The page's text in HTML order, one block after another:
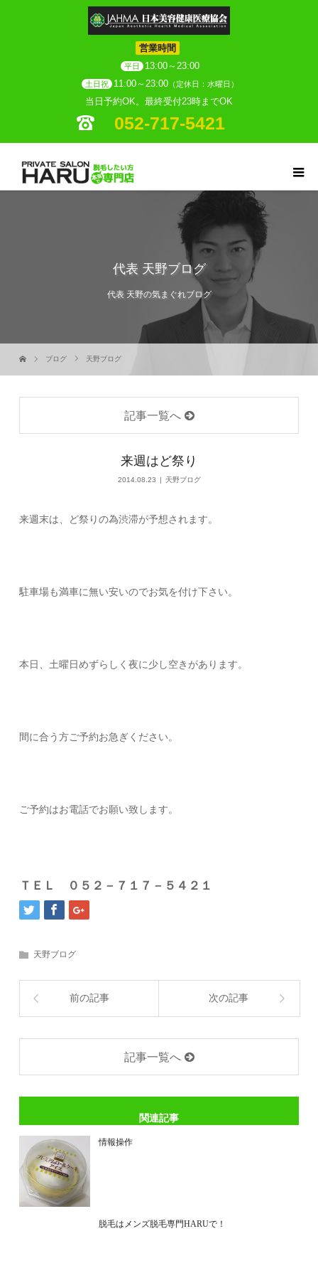
営業時間
平日 13:00～23:00
土日祝 11:00～23:00 （定休日：水曜日）
当日予約OK。最終受付23時までOK
052-717-5421
代表 天野ブログ
代表 天野の気まぐれブログ
ブログ 天野ブログ
記事一覧へ
来週はど祭り
2014.08.23 天野ブログ
来週末は、ど祭りの為渋滞が予想されます。
駐車場も満車に無い安いのでお気を付け下さい。
本日、土曜日めずらしく夜に少し空きがあります。
間に合う方ご予約お急ぎください。
ご予約はお電話でお願い致します。
ＴＥＬ ０５２－７１７－５４２１
天野ブログ
前の記事 次の記事
記事一覧へ
関連記事
情報操作
脱毛はメンズ脱毛専門HARUで！